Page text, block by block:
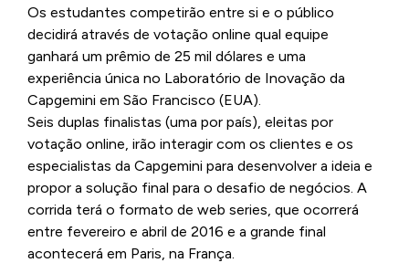
Os estudantes competirão entre si e o público
decidirá através de votação online qual equipe
ganhará um prêmio de 25 mil dólares e uma
experiência única no Laboratório de Inovação da
Capgemini em São Francisco (EUA).
Seis duplas finalistas (uma por país), eleitas por
votação online, irão interagir com os clientes e os
especialistas da Capgemini para desenvolver a ideia e
propor a solução final para o desafio de negócios. A
corrida terá o formato de web series, que ocorrerá
entre fevereiro e abril de 2016 e a grande final
acontecerá em Paris, na França.